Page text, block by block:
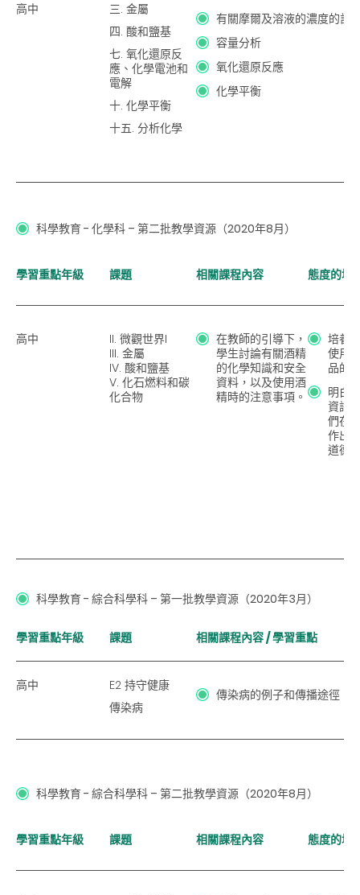
高中
三. 金屬
四. 酸和鹽基
七. 氧化還原反
應、化學電池和
電解
十. 化學平衡
十五. 分析化學
有關摩爾及溶液的濃度的計
容量分析
氧化還原反應
化學平衡
科學教育 - 化學科 – 第二批教學資源（2020年8月）
學習重點年級 課題 相關課程內容 態度的培
高中
II. 微觀世界I
III. 金屬
IV. 酸和鹽基
V. 化石燃料和碳
化合物
在教師的引導下，
學生討論有關酒精
的化學知識和安全
資料，以及使用酒
精時的注意事項。
培養
使用
品的
明白
資訊
們在
作出
道德
科學教育 - 綜合科學科 – 第一批教學資源（2020年3月）
學習重點年級 課題 相關課程內容 / 學習重點
高中
E2 持守健康
傳染病
傳染病的例子和傳播途徑
科學教育 - 綜合科學科 – 第二批教學資源（2020年8月）
學習重點年級 課題 相關課程內容 態度的培